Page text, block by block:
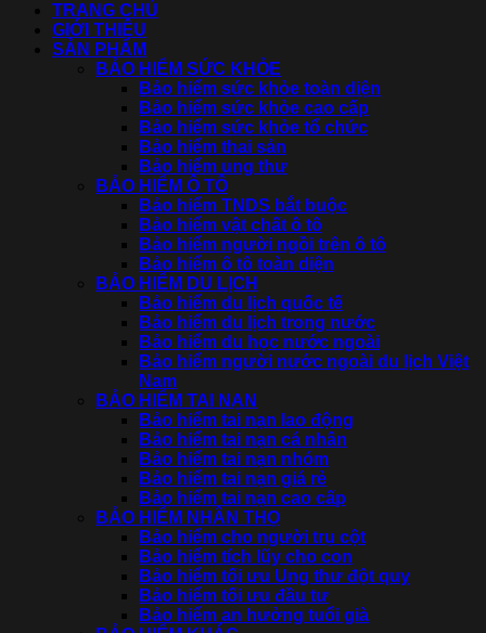
TRANG CHỦ
GIỚI THIỆU
SẢN PHẨM
BẢO HIỂM SỨC KHỎE
Bảo hiểm sức khỏe toàn diện
Bảo hiểm sức khỏe cao cấp
Bảo hiểm sức khỏe tổ chức
Bảo hiểm thai sản
Bảo hiểm ung thư
BẢO HIỂM Ô TÔ
Bảo hiểm TNDS bắt buộc
Bảo hiểm vật chất ô tô
Bảo hiểm người ngồi trên ô tô
Bảo hiểm ô tô toàn diện
BẢO HIỂM DU LỊCH
Bảo hiểm du lịch quốc tế
Bảo hiểm du lịch trong nước
Bảo hiểm du học nước ngoài
Bảo hiểm người nước ngoài du lịch Việt
Nam
BẢO HIỂM TAI NẠN
Bảo hiểm tai nạn lao động
Bảo hiểm tai nạn cá nhân
Bảo hiểm tai nạn nhóm
Bảo hiểm tai nạn giá rẻ
Bảo hiểm tai nạn cao cấp
BẢO HIỂM NHÂN THỌ
Bảo hiểm cho người trụ cột
Bảo hiểm tích lũy cho con
Bảo hiểm tối ưu Ung thư đột quỵ
Bảo hiểm tối ưu đầu tư
Bảo hiểm an hưởng tuổi già